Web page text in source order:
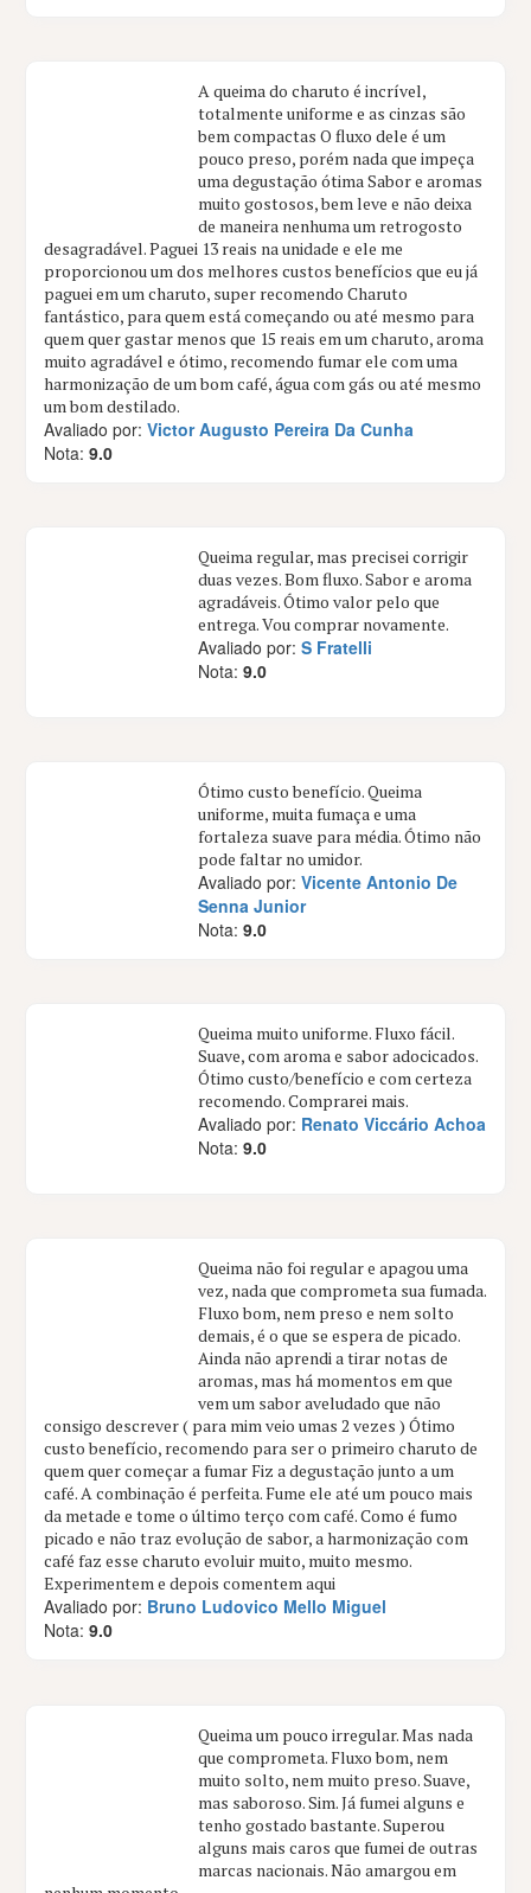
A queima do charuto é incrível,
totalmente uniforme e as cinzas são
bem compactas O fluxo dele é um
pouco preso, porém nada que impeça
uma degustação ótima Sabor e aromas
muito gostosos, bem leve e não deixa
de maneira nenhuma um retrogosto
desagradável. Paguei 13 reais na unidade e ele me
proporcionou um dos melhores custos benefícios que eu já
paguei em um charuto, super recomendo Charuto
fantástico, para quem está começando ou até mesmo para
quem quer gastar menos que 15 reais em um charuto, aroma
muito agradável e ótimo, recomendo fumar ele com uma
harmonização de um bom café, água com gás ou até mesmo
um bom destilado.
Avaliado por:Victor Augusto Pereira Da Cunha
Nota:9.0
Queima regular, mas precisei corrigir
duas vezes. Bom fluxo. Sabor e aroma
agradáveis. Ótimo valor pelo que
entrega. Vou comprar novamente.
Avaliado por:S Fratelli
Nota:9.0
Ótimo custo benefício. Queima
uniforme, muita fumaça e uma
fortaleza suave para média. Ótimo não
pode faltar no umidor.
Avaliado por:Vicente Antonio De
Senna Junior
Nota:9.0
Queima muito uniforme. Fluxo fácil.
Suave, com aroma e sabor adocicados.
Ótimo custo/benefício e com certeza
recomendo. Comprarei mais.
Avaliado por: Renato Viccário Achoa
Nota:9.0
Queima não foi regular e apagou uma
vez, nada que comprometa sua fumada.
Fluxo bom, nem preso e nem solto
demais, é o que se espera de picado.
Ainda não aprendi a tirar notas de
aromas, mas há momentos em que
vem um sabor aveludado que não
consigo descrever ( para mim veio umas 2 vezes ) Ótimo
custo benefício, recomendo para ser o primeiro charuto de
quem quer começar a fumar Fiz a degustação junto a um
café. A combinação é perfeita. Fume ele até um pouco mais
da metade e tome o último terço com café. Como é fumo
picado e não traz evolução de sabor, a harmonização com
café faz esse charuto evoluir muito, muito mesmo.
Experimentem e depois comentem aqui
Avaliado por: Bruno Ludovico Mello Miguel
Nota:9.0
Queima um pouco irregular. Mas nada
que comprometa. Fluxo bom, nem
muito solto, nem muito preso. Suave,
mas saboroso. Sim. Já fumei alguns e
tenho gostado bastante. Superou
alguns mais caros que fumei de outras
marcas nacionais. Não amargou em